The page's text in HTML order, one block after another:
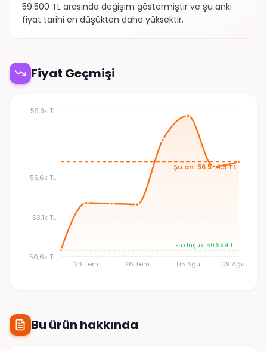
59.500 TL arasında değişim göstermiştir ve şu anki
fiyat tarihi en düşükten daha yüksektir.
Fiyat Geçmişi
23 Tem 26 Tem 05 Ağu 09 Ağu
50,6k TL
53,1k TL
55,6k TL
59,9k TL
Şu an: 56.584,5 TL
En düşük: 50.999 TL
Bu ürün hakkında